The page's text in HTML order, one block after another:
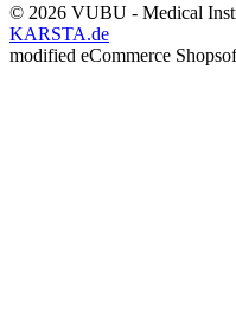
© 2026 VUBU - Medical
KARSTA.de
modified eCommerce